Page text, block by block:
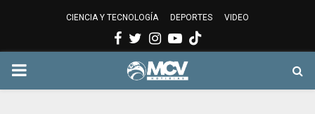
CIENCIA Y TECNOLOGÍA DEPORTES VIDEO
Facebook
Twitter
Instagram
Youtube
PRIMARY